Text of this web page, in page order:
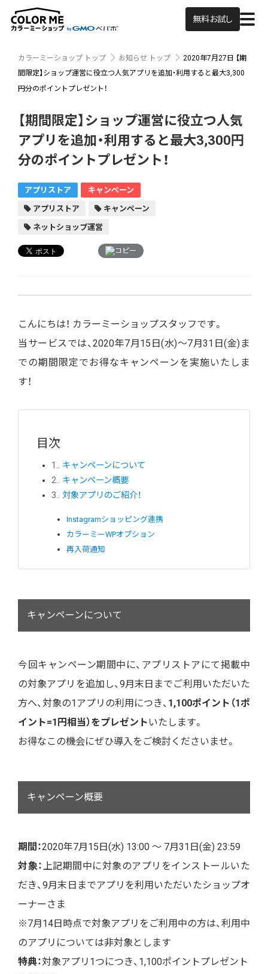
無料お試し
カラーミーショップ トップ お知らせ トップ 2020年7月27日
【期
間限定】ショップ運営に役立つ人気アプリを追加・利用すると最大3,300
円分のポイントプレゼント！
【期間限定】ショップ運営に役立つ人気
アプリを追加・利用すると最大3,300円
分のポイントプレゼント！
アプリストア キャンペーン
アプリストア キャンペーン
ネットショップ運営
コピー
こんにちは！ カラーミーショップスタッフです。
当サービスでは、2020年7月15日(水)〜7月31日(金)ま
での期間限定でお得なキャンペーンを実施いたしま
す！
目次
1. キャンペーンについて
2. キャンペーン概要
3. 対象アプリのご紹介！
Instagramショッピング連携
カラーミーWPオプション
再入荷通知
キャンペーンについて
今回キャンペーン期間中に、アプリストアにて掲載中
の対象アプリを追加し、9月末日までご利用いただいた
方へ、対象の1アプリの利用につき、 1,100ポイント（1ポ
イント=1円相当）をプレゼント いたします。
お得なこの機会にぜひ導入をご検討くださいませ。
キャンペーン概要
期間：2020年7月15日(水) 13:00 〜 7月31日(金) 23:59
対象：上記期間中に対象のアプリをインストールいた
だき、9月末日までアプリを利用いただいたショップオ
ーナーさま
※7月14日時点で対象アプリをご利用中の方は、利用中
のアプリについては非対象とします
特典：対象アプリ1つにつき、1,100ポイントプレゼント